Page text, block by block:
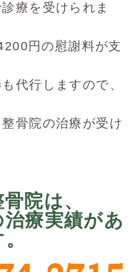
療を受けられま
円の慰謝料が支
代行しますので、
骨院の治療が受け
院は、
療実績があ